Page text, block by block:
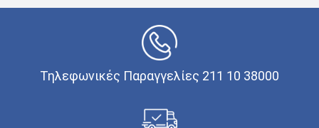
Τηλεφωνικές Παραγγελίες 211 10 38000